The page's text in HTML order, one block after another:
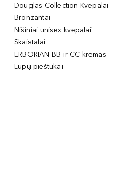
Douglas Collection Kvepalai
Bronzantai
Nišiniai unisex kvepalai
Skaistalai
ERBORIAN BB ir CC kremas
Lūpų pieštukai